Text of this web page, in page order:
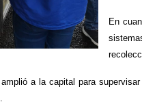
En
a la capital para